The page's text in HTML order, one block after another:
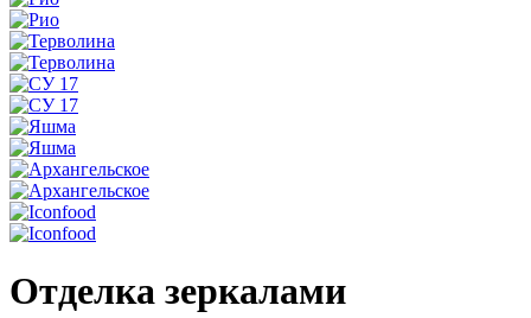
Отделка зеркалами